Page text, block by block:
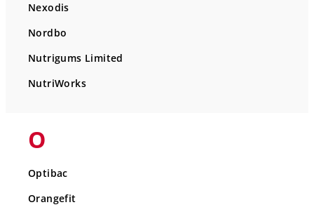
Nexodis
Nordbo
Nutrigums Limited
NutriWorks
O
Optibac
Orangefit